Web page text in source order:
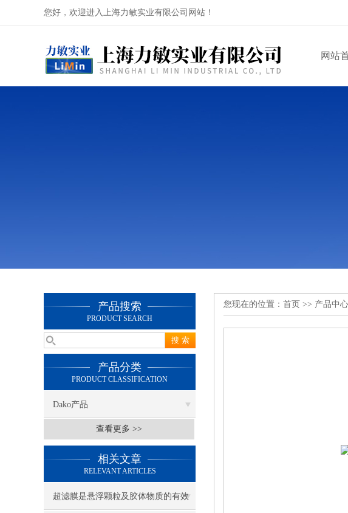
您好，欢迎进入上海力敏实业有限公司网站！
网站
产品搜索
PRODUCT SEARCH
产品分类
PRODUCT CLASSIFICATION
Dako产品
查看更多 >>
相关文章
RELEVANT ARTICLES
超滤膜是悬浮颗粒及胶体物质的有效
您现在的位置： 首页 >> 产品中心